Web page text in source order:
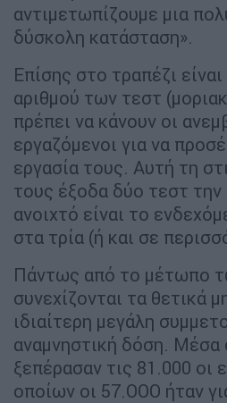
αντιμετωπίζουμε μια
δύσκολη κατάσταση».
Επίσης στο τραπέζι
αριθμού των τεστ
πρέπει να κάνουν οι
εργαζόμενοι για να
εργασία τους. Αυτή τη
τους έξοδα δύο τεστ
ανοιχτό είναι το
στα τρία (ή και σε
Πάντως από το μέτωπο
συνεχίζονται τα θετικά
ιδιαίτερη μεγάλη
αναμνηστική δόση. Μέσα
ξεπέρασαν τις 81.000 οι
οποίων οι 57.ΟΟΟ ήταν